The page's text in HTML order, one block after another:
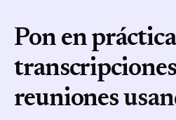
Pon en
reuniones